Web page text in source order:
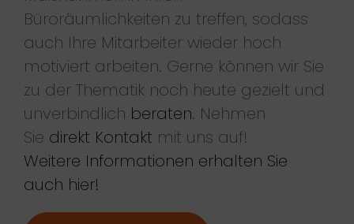
Büroräumlichkeiten zu treffen, sodass
auch Ihre Mitarbeiter wieder hoch
motiviert arbeiten. Gerne können wir Sie
zu der Thematik noch heute gezielt und
unverbindlich beraten. Nehmen
Sie direkt Kontakt mit uns auf!
Weitere Informationen erhalten Sie
auch hier!